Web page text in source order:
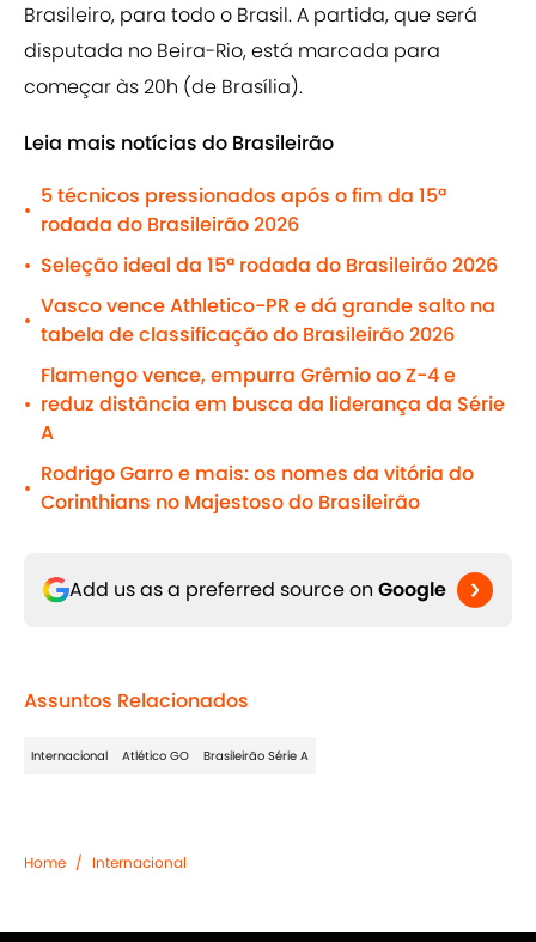
Brasileiro, para todo o Brasil. A partida, que será
disputada no Beira-Rio, está marcada para
começar às 20h (de Brasília).
Leia mais notícias do Brasileirão
•
5 técnicos pressionados após o fim da 15ª
rodada do Brasileirão 2026
• Seleção ideal da 15ª rodada do Brasileirão 2026
•
Vasco vence Athletico-PR e dá grande salto na
tabela de classificação do Brasileirão 2026
•
Flamengo vence, empurra Grêmio ao Z-4 e
reduz distância em busca da liderança da Série
A
•
Rodrigo Garro e mais: os nomes da vitória do
Corinthians no Majestoso do Brasileirão
Add us as a preferred source on Google
Assuntos Relacionados
Internacional Atlético GO Brasileirão Série A
Home / Internacional